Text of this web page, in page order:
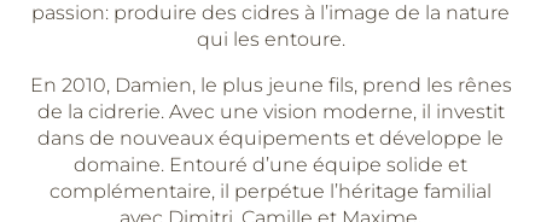
passion: produire des cidres à l’image de la nature
qui les entoure.
En 2010, Damien, le plus jeune fils, prend les rênes
de la cidrerie. Avec une vision moderne, il investit
dans de nouveaux équipements et développe le
domaine. Entouré d’une équipe solide et
complémentaire, il perpétue l’héritage familial